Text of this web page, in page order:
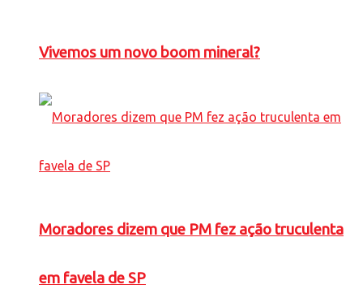
Vivemos um novo boom mineral?
Moradores dizem que PM fez ação truculenta
em favela de SP